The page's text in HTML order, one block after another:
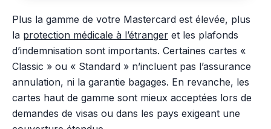
Plus la gamme de votre Mastercard est élevée, plus
la protection médicale à l’étranger et les plafonds
d’indemnisation sont importants. Certaines cartes «
Classic » ou « Standard » n’incluent pas l’assurance
annulation, ni la garantie bagages. En revanche, les
cartes haut de gamme sont mieux acceptées lors de
demandes de visas ou dans les pays exigeant une